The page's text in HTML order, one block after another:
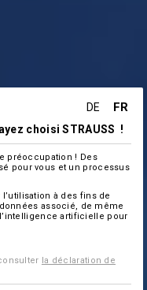
DE FR
choisi STRAUSS !
préoccupation ! Des
pour vous et un processus
à des fins de
associé, de même
artificielle pour
la déclaration de